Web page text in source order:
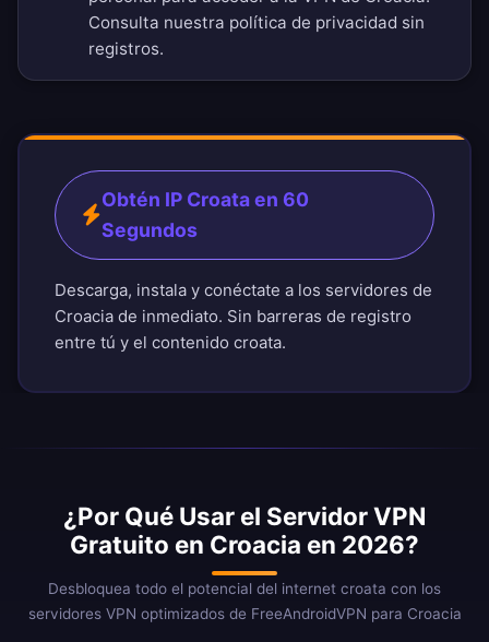
Consulta nuestra política de privacidad sin
registros.
Obtén IP Croata en 60
Segundos
Descarga, instala y conéctate a los servidores de
Croacia de inmediato. Sin barreras de registro
entre tú y el contenido croata.
¿Por Qué Usar el Servidor VPN
Gratuito en Croacia en 2026?
Desbloquea todo el potencial del internet croata con los
servidores VPN optimizados de FreeAndroidVPN para Croacia